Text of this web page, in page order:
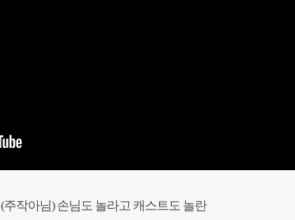
(주작아님) 손님도 놀라고 캐스트도 놀란